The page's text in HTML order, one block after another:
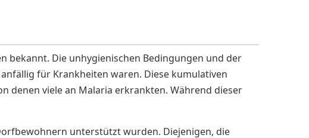
bekannt. Die unhygienischen Bedingungen und der
für Krankheiten waren. Diese kumulativen
denen viele an Malaria erkrankten. Während dieser
unterstützt wurden. Diejenigen, die